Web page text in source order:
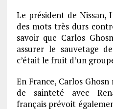
Le président de Nissan,
des mots très durs
savoir que Carlos
assurer le sauvetage
c’était le fruit d’un
En France, Carlos Ghosn
de sainteté avec
français prévoit